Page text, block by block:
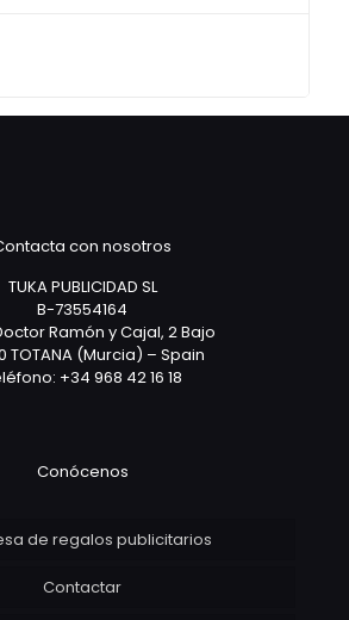
con nosotros
TUKA PUBLICIDAD SL
B-73554164
Ramón y Cajal, 2 Bajo
TOTANA (Murcia) – Spain
+34 968 42 16 18
Conócenos
de regalos publicitarios
Contactar